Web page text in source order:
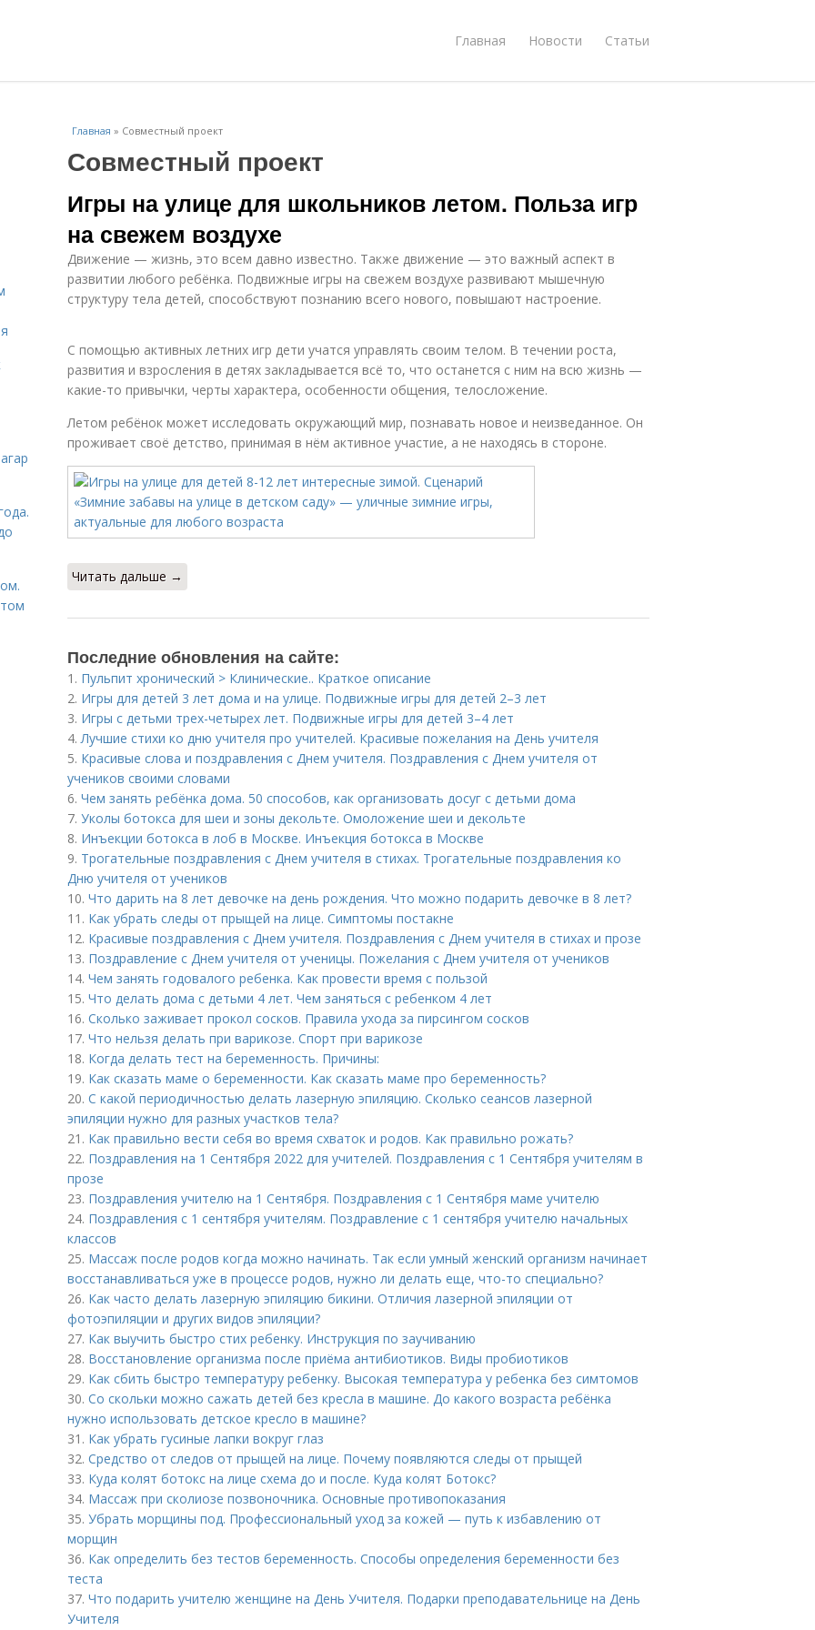
Главная Новости Статьи
Главная » Совместный проект
Совместный проект
Игры на улице для школьников летом. Польза игр
на свежем воздухе
Движение — жизнь, это всем давно известно. Также движение — это важный аспект в
развитии любого ребёнка. Подвижные игры на свежем воздухе развивают мышечную
структуру тела детей, способствуют познанию всего нового, повышают настроение.
С помощью активных летних игр дети учатся управлять своим телом. В течении роста,
развития и взросления в детях закладывается всё то, что останется с ним на всю жизнь —
какие-то привычки, черты характера, особенности общения, телосложение.
Летом ребёнок может исследовать окружающий мир, познавать новое и неизведанное. Он
проживает своё детство, принимая в нём активное участие, а не находясь в стороне.
Читать дальше →
Последние обновления на сайте:
1. Пульпит хронический > Клинические.. Краткое описание
2. Игры для детей 3 лет дома и на улице. Подвижные игры для детей 2–3 лет
3. Игры с детьми трех-четырех лет. Подвижные игры для детей 3–4 лет
4.Лучшие стихи ко дню учителя про учителей. Красивые пожелания на День учителя
5. Красивые слова и поздравления с Днем учителя. Поздравления с Днем учителя от
учеников своими словами
6. Чем занять ребёнка дома. 50 способов, как организовать досуг с детьми дома
7. Уколы ботокса для шеи и зоны декольте. Омоложение шеи и декольте
8. Инъекции ботокса в лоб в Москве. Инъекция ботокса в Москве
9. Трогательные поздравления с Днем учителя в стихах. Трогательные поздравления ко
Дню учителя от учеников
10. Что дарить на 8 лет девочке на день рождения. Что можно подарить девочке в 8 лет?
11. Как убрать следы от прыщей на лице. Симптомы постакне
12. Красивые поздравления с Днем учителя. Поздравления с Днем учителя в стихах и прозе
13. Поздравление с Днем учителя от ученицы. Пожелания с Днем учителя от учеников
14. Чем занять годовалого ребенка. Как провести время с пользой
15. Что делать дома с детьми 4 лет. Чем заняться с ребенком 4 лет
16. Сколько заживает прокол сосков. Правила ухода за пирсингом сосков
17. Что нельзя делать при варикозе. Спорт при варикозе
18. Когда делать тест на беременность. Причины:
19. Как сказать маме о беременности. Как сказать маме про беременность?
20. С какой периодичностью делать лазерную эпиляцию. Сколько сеансов лазерной
эпиляции нужно для разных участков тела?
21. Как правильно вести себя во время схваток и родов. Как правильно рожать?
22. Поздравления на 1 Сентября 2022 для учителей. Поздравления с 1 Сентября учителям в
прозе
23. Поздравления учителю на 1 Сентября. Поздравления с 1 Сентября маме учителю
24. Поздравления с 1 сентября учителям. Поздравление с 1 сентября учителю начальных
классов
25. Массаж после родов когда можно начинать. Так если умный женский организм начинает
восстанавливаться уже в процессе родов, нужно ли делать еще, что-то специально?
26. Как часто делать лазерную эпиляцию бикини. Отличия лазерной эпиляции от
фотоэпиляции и других видов эпиляции?
27. Как выучить быстро стих ребенку. Инструкция по заучиванию
28. Восстановление организма после приёма антибиотиков. Виды пробиотиков
29. Как сбить быстро температуру ребенку. Высокая температура у ребенка без симтомов
30. Со скольки можно сажать детей без кресла в машине. До какого возраста ребёнка
нужно использовать детское кресло в машине?
31. Как убрать гусиные лапки вокруг глаз
32. Средство от следов от прыщей на лице. Почему появляются следы от прыщей
33. Куда колят ботокс на лице схема до и после. Куда колят Ботокс?
34. Массаж при сколиозе позвоночника. Основные противопоказания
35. Убрать морщины под. Профессиональный уход за кожей — путь к избавлению от
морщин
36. Как определить без тестов беременность. Способы определения беременности без
теста
37. Что подарить учителю женщине на День Учителя. Подарки преподавательнице на День
Учителя